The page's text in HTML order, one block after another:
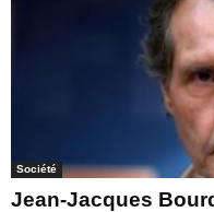
Société
Jean-Jacques